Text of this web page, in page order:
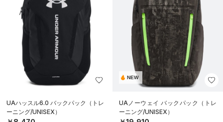
UAハッスル6.0 バックパック（トレ
ーニング/UNISEX）
NEW
UAノーウェイ バックパック（トレ
ーニング/UNISEX）